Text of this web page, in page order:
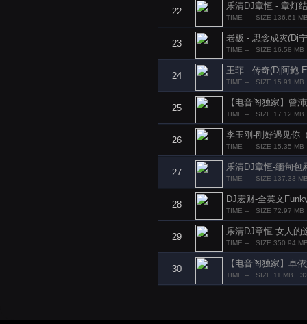
22
乐清DJ章恒 - 章灯
TIME -- SIZE 136.61
23
老板 - 思念成灾(Dj
TIME -- SIZE 16.58 MB
24
王菲 - 传奇(Dj阿鲍
TIME -- SIZE 15.91 MB
25
【电音阁独家】曾
TIME -- SIZE 17.12 MB
26
李玉刚-刚好遇见你
TIME -- SIZE 15.35 MB
27
乐清DJ章恒-缅甸包
TIME -- SIZE 137.33
28
DJ宏财-全英文
TIME -- SIZE 72.97 MB
29
乐清DJ章恒-女人的
TIME -- SIZE 350.94
30
【电音阁独家】卓
TIME -- SIZE 11 MB